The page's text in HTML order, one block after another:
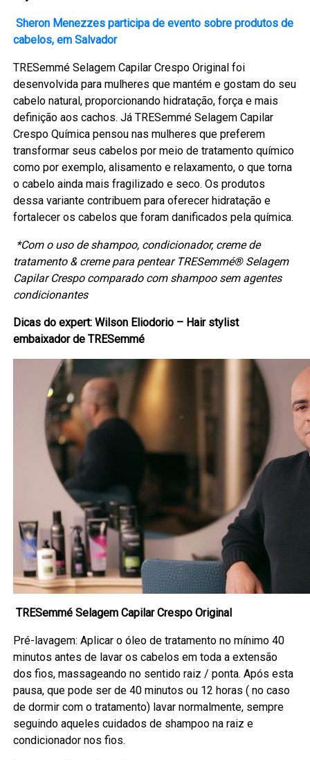
Sheron Menezzes participa de evento sobre produtos de
cabelos, em Salvador
TRESemmé Selagem Capilar Crespo Original foi
desenvolvida para mulheres que mantém e gostam do seu
cabelo natural, proporcionando hidratação, força e mais
definição aos cachos. Já TRESemmé Selagem Capilar
Crespo Química pensou nas mulheres que preferem
transformar seus cabelos por meio de tratamento químico
como por exemplo, alisamento e relaxamento, o que torna
o cabelo ainda mais fragilizado e seco. Os produtos
dessa variante contribuem para oferecer hidratação e
fortalecer os cabelos que foram danificados pela química.
*Com o uso de shampoo, condicionador, creme de
tratamento & creme para pentear TRESemmé® Selagem
Capilar Crespo comparado com shampoo sem agentes
condicionantes
Dicas do expert: Wilson Eliodorio – Hair stylist
embaixador de TRESemmé
TRESemmé Selagem Capilar Crespo Original
Pré-lavagem: Aplicar o óleo de tratamento no mínimo 40
minutos antes de lavar os cabelos em toda a extensão
dos fios, massageando no sentido raiz / ponta. Após esta
pausa, que pode ser de 40 minutos ou 12 horas ( no caso
de dormir com o tratamento) lavar normalmente, sempre
seguindo aqueles cuidados de shampoo na raiz e
condicionador nos fios.